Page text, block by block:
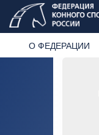
О ФЕДЕРАЦИИ